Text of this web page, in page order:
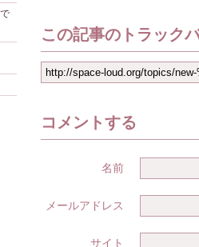
この記事のトラック
コメントする
名前
メールアドレス
サイト